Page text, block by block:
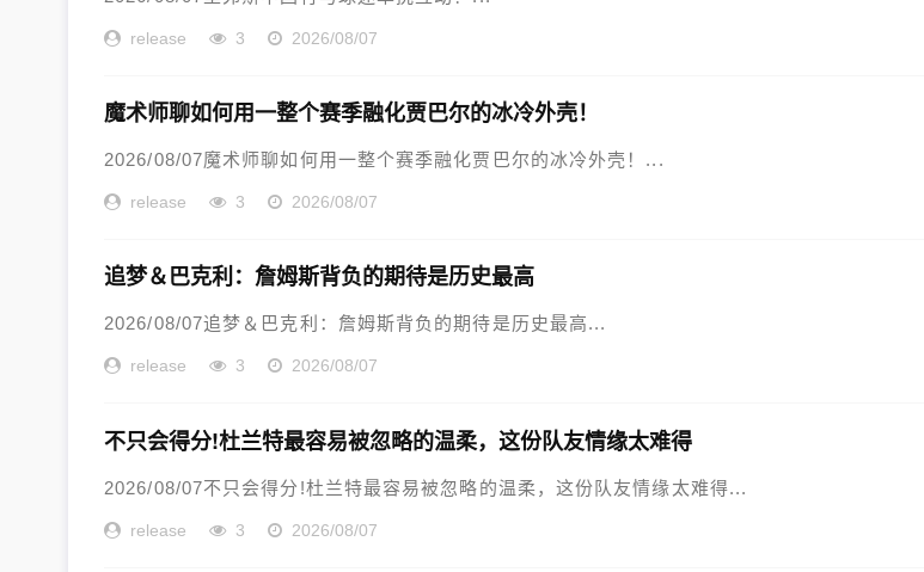
release 3 2026/08/07
魔术师聊如何用一整个赛季融化贾巴尔的冰冷外壳！
2026/08/07魔术师聊如何用一整个赛季融化贾巴尔的冰冷外壳！...
release 3 2026/08/07
追梦＆巴克利：詹姆斯背负的期待是历史最高
2026/08/07追梦＆巴克利：詹姆斯背负的期待是历史最高...
release 3 2026/08/07
不只会得分!杜兰特最容易被忽略的温柔，这份队友情缘太难得
2026/08/07不只会得分!杜兰特最容易被忽略的温柔，这份队友情缘太难得...
release 3 2026/08/07